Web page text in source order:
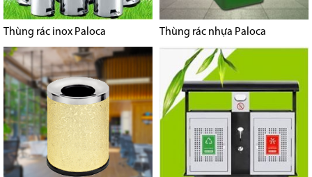
Thùng rác inox Paloca Thùng rác nhựa Paloca